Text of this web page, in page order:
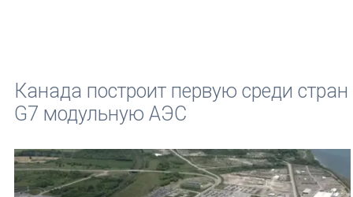
Канада построит первую среди стран
G7 модульную АЭС